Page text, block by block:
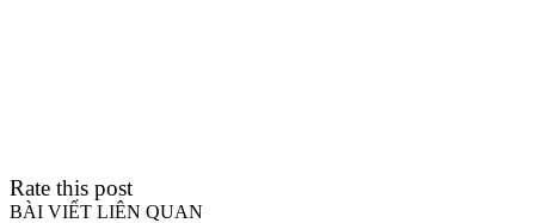
Rate this post
BÀI VIẾT LIÊN QUAN